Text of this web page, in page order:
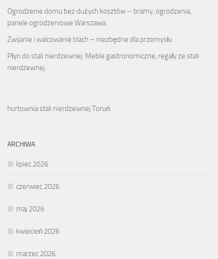
Ogrodzenie domu bez dużych kosztów – bramy, ogrodzenia,
panele ogrodzeniowe Warszawa
Zwijanie i walcowanie blach – niezbędne dla przemysłu
Płyn do stali nierdzewnej. Meble gastronomiczne, regały ze stali
nierdzewnej.
hurtownia stali nierdzewnej Toruń
ARCHIWA
lipiec 2026
czerwiec 2026
maj 2026
kwiecień 2026
marzec 2026